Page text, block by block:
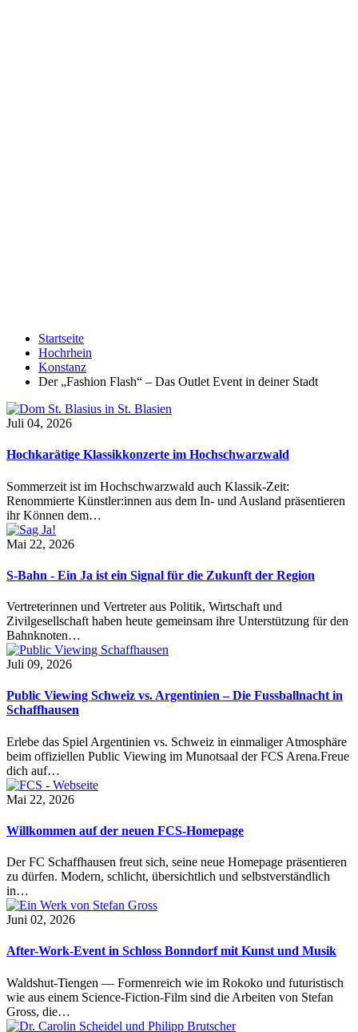
Startseite
Hochrhein
Konstanz
Der „Fashion Flash“ – Das Outlet Event in deiner Stadt
Juli 04, 2026
Hochkarätige Klassikkonzerte im Hochschwarzwald
Sommerzeit ist im Hochschwarzwald auch Klassik-Zeit:
Renommierte Künstler:innen aus dem In- und Ausland präsentieren
ihr Können dem…
Mai 22, 2026
S-Bahn - Ein Ja ist ein Signal für die Zukunft der Region
Vertreterinnen und Vertreter aus Politik, Wirtschaft und
Zivilgesellschaft haben heute gemeinsam ihre Unterstützung für den
Bahnknoten…
Juli 09, 2026
Public Viewing Schweiz vs. Argentinien – Die Fussballnacht in
Schaffhausen
Erlebe das Spiel Argentinien vs. Schweiz in einmaliger Atmosphäre
beim offiziellen Public Viewing im Munotsaal der FCS Arena.Freue
dich auf…
Mai 22, 2026
Willkommen auf der neuen FCS-Homepage
Der FC Schaffhausen freut sich, seine neue Homepage präsentieren
zu dürfen. Modern, schlicht, übersichtlich und selbstverständlich
in…
Juni 02, 2026
After-Work-Event in Schloss Bonndorf mit Kunst und Musik
Waldshut-Tiengen — Formenreich wie im Rokoko und futuristisch
wie aus einem Science-Fiction-Film sind die Arbeiten von Stefan
Gross, die…